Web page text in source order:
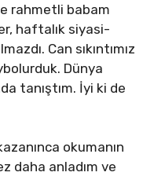
rahmetli babam
haftalık siyasi-
Can sıkıntımız
Dünya
tanıştım. İyi ki de
okumanın
daha anladım ve